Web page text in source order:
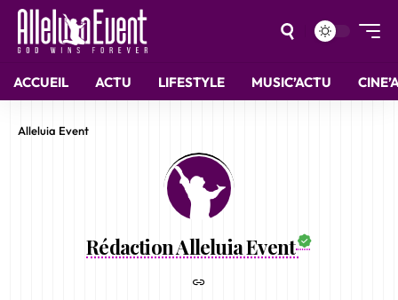
ACCUEIL ACTU LIFESTYLE MUSIC’ACTU
Alleluia Event
Rédaction Alleluia Event